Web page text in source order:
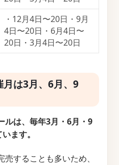
・12月4日〜20日・9月
4日〜20日・6月4日〜
20日・3月4日〜20日
月は3月、6月、9
ルは、毎年3月・6月・9
ます。
することも多いため、